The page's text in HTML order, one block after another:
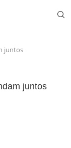
juntos
juntos